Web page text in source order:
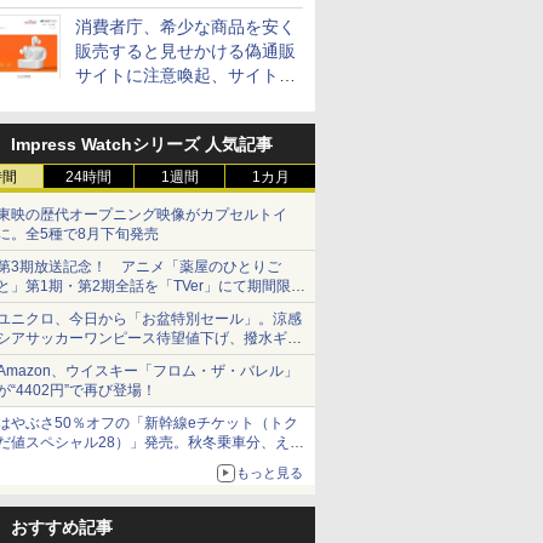
消費者庁、希少な商品を安く
販売すると見せかける偽通販
サイトに注意喚起、サイト名
Impress Watchシリーズ 人気記事
24時間 1週間 1カ月
映の歴代オープニング映像がカプセルトイ
。全5種で8月下旬発売
3期放送記念！ アニメ「薬屋のひとりご
」第1期・第2期全話を「TVer」にて期間限定
順次無料配信開始
ニクロ、今日から「お盆特別セール」。涼感
アサッカーワンピース待望値下げ、撥水ギア
ョーツは1990円に
、ウイスキー「フロム・ザ・バレル」
“4402円”で再び登場！
やぶさ50％オフの「新幹線eチケット（トク
値スペシャル28）」発売。秋冬乗車分、えき
もっと見る
おすすめ記事